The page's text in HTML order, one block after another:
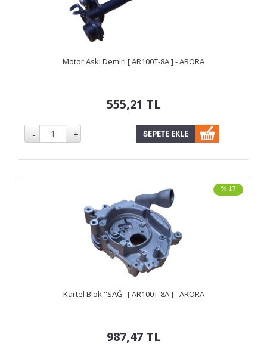
Motor Askı Demiri [ AR100T-8A ] - ARORA
555,21 TL
% 17
Kartel Blok ''SAĞ'' [ AR100T-8A ] - ARORA
987,47 TL